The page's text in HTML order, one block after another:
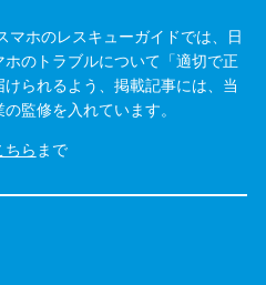
マホのレスキューガイドでは、日
のトラブルについて「適切で正
られるよう、掲載記事には、当
監修を入れています。
ちら まで